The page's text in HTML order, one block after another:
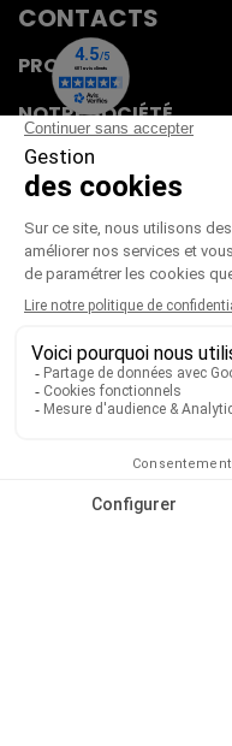
CONTACTS
PRODUITS
NOTRE SOCIÉTÉ
VOTRE COMPTE
CGV|CGU |Mentions
Paiement sécurisé
Télécharger notre
© 2026 TOUS